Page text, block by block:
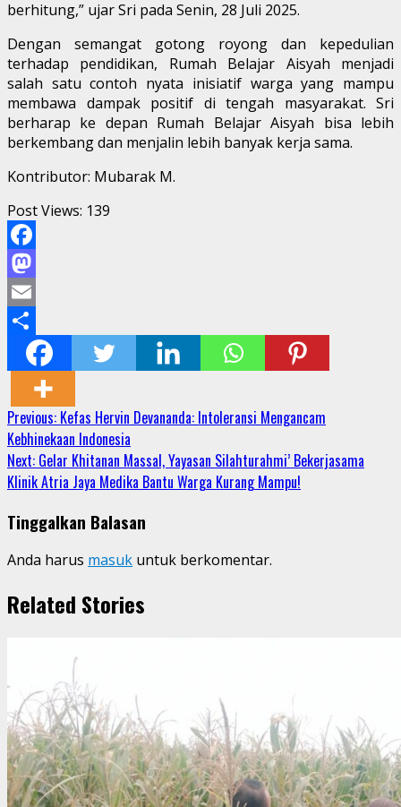
berhitung,” ujar Sri pada Senin, 28 Juli 2025.
Dengan semangat gotong royong dan kepedulian
terhadap pendidikan, Rumah Belajar Aisyah menjadi
salah satu contoh nyata inisiatif warga yang mampu
membawa dampak positif di tengah masyarakat. Sri
berharap ke depan Rumah Belajar Aisyah bisa lebih
berkembang dan menjalin lebih banyak kerja sama.
Kontributor: Mubarak M.
Post Views: 139
Facebook
Mastodon
Email
Share
Continue
Reading
Previous: Kefas Hervin Devananda: Intoleransi Mengancam
Kebhinekaan Indonesia
Next: Gelar Khitanan Massal, Yayasan Silahturahmi’ Bekerjasama
Klinik Atria Jaya Medika Bantu Warga Kurang Mampu!
Tinggalkan Balasan
Anda harus masuk untuk berkomentar.
Related Stories